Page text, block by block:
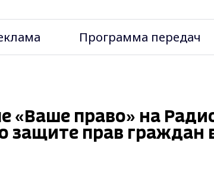
Программа передач
«Ваше право» на
защите прав граждан